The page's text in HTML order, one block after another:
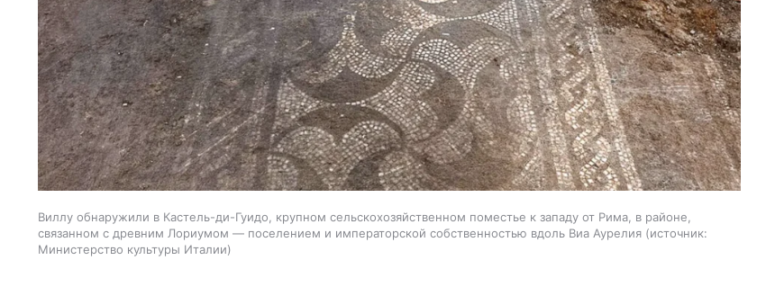
Виллу обнаружили в Кастель-ди-Гуидо, крупном сельскохозяйственном поместье к западу от Рима, в районе,
связанном с древним Лориумом — поселением и императорской собственностью вдоль Виа Аурелия
источник:
Министерство культуры Италии